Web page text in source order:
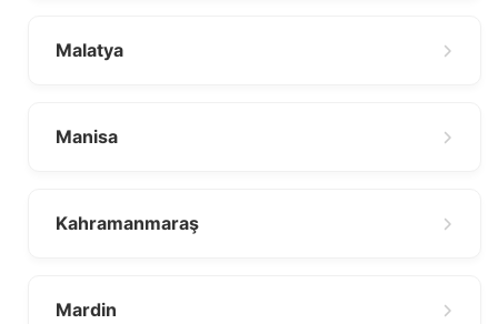
Malatya
Manisa
Kahramanmaraş
Mardin